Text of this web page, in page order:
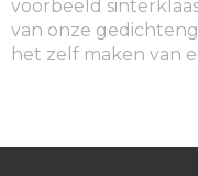
voorbeeld
van onze
het zelf maken van